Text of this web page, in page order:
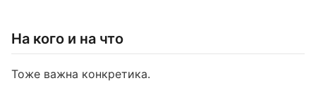
На кого и на что
Тоже важна конкретика.